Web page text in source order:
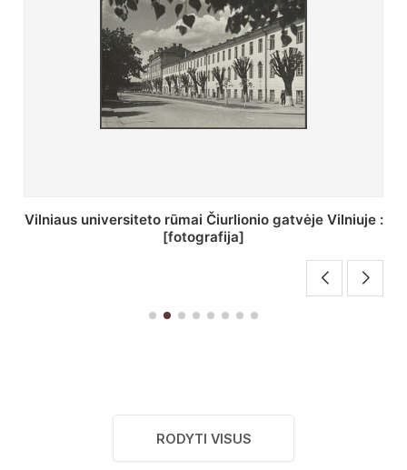
St. Batoro universiteto J. Pilsudskio kolegija :
[fotografija]
RODYTI VISUS